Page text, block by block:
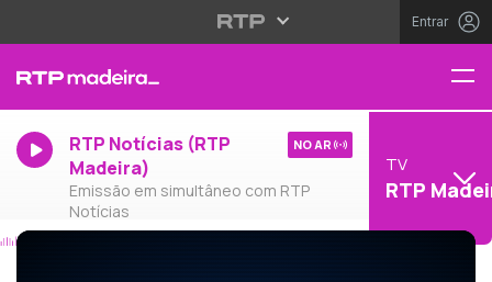
Entrar
RTP Notícias (RTP
Madeira)
Emissão em simultâneo com RTP
Notícias
NO AR
TV
RTP